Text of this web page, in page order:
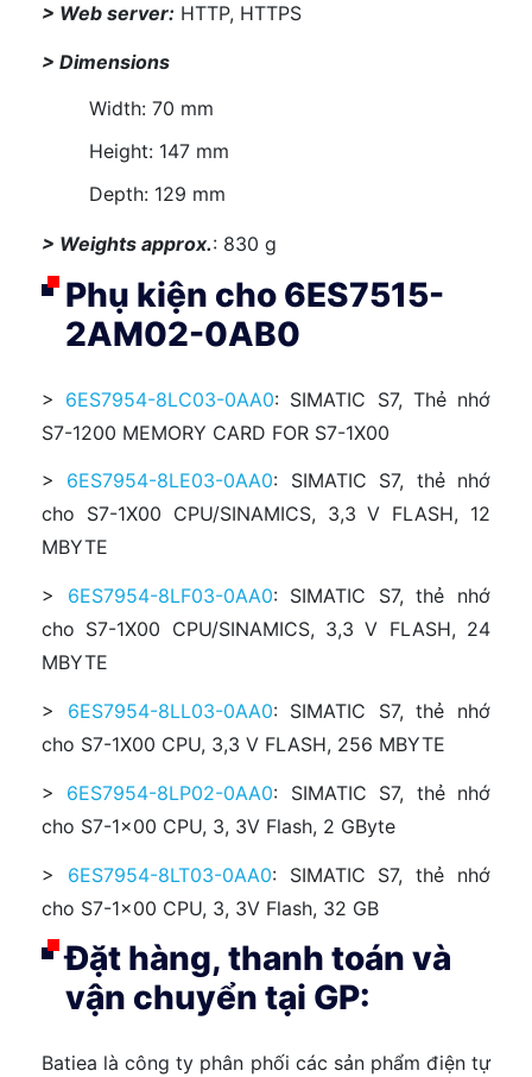
> Web server: HTTP, HTTPS
> Dimensions
Width: 70 mm
Height: 147 mm
Depth: 129 mm
> Weights approx.: 830 g
Phụ kiện cho 6ES7515-
2AM02-0AB0
> 6ES7954-8LC03-0AA0: SIMATIC S7, Thẻ nhớ
S7-1200 MEMORY CARD FOR S7-1X00
> 6ES7954-8LE03-0AA0: SIMATIC S7, thẻ nhớ
cho S7-1X00 CPU/SINAMICS, 3,3 V FLASH, 12
MBYTE
> 6ES7954-8LF03-0AA0: SIMATIC S7, thẻ nhớ
cho S7-1X00 CPU/SINAMICS, 3,3 V FLASH, 24
MBYTE
> 6ES7954-8LL03-0AA0: SIMATIC S7, thẻ nhớ
cho S7-1X00 CPU, 3,3 V FLASH, 256 MBYTE
> 6ES7954-8LP02-0AA0: SIMATIC S7, thẻ nhớ
cho S7-1x00 CPU, 3, 3V Flash, 2 GByte
> 6ES7954-8LT03-0AA0: SIMATIC S7, thẻ nhớ
cho S7-1×00 CPU, 3, 3V Flash, 32 GB
Đặt hàng, thanh toán và
vận chuyển tại GP:
Batiea là công ty phân phối các sản phẩm điện tự